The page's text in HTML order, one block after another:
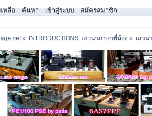
หลือ ค้นหา เข้าสู่ระบบ สมัครสมาชิก
» INTRODUCTIONS  เสวนาภาษาพี่น้อง» เสวน